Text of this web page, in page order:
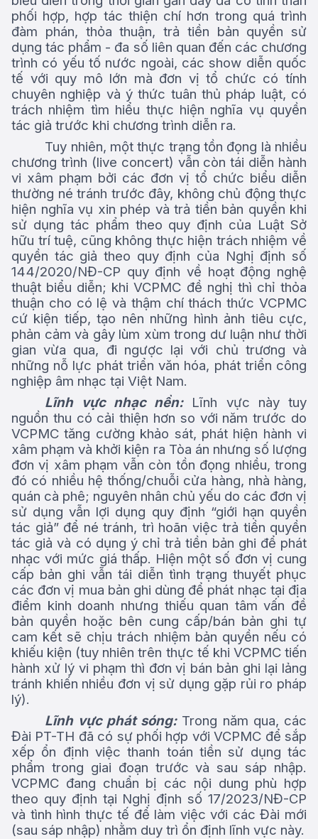
phối hợp, hợp tác thiện chí hơn trong quá trình
đàm phán, thỏa thuận, trả tiền bản quyền sử
dụng tác phẩm - đa số liên quan đến các chương
trình có yếu tố nước ngoài, các show diễn quốc
tế với quy mô lớn mà đơn vị tổ chức có tính
chuyên nghiệp và ý thức tuân thủ pháp luật, có
trách nhiệm tìm hiểu thực hiện nghĩa vụ quyền
tác giả trước khi chương trình diễn ra.
Tuy nhiên, một thực trạng tồn đọng là nhiều
chương trình (live concert) vẫn còn tái diễn hành
vi xâm phạm bởi các đơn vị tổ chức biểu diễn
thường né tránh trước đây, không chủ động thực
hiện nghĩa vụ xin phép và trả tiền bản quyền khi
sử dụng tác phẩm theo quy định của Luật Sở
hữu trí tuệ, cũng không thực hiện trách nhiệm về
quyền tác giả theo quy định của Nghị định số
144/2020/NĐ-CP quy định về hoạt động nghệ
thuật biểu diễn; khi VCPMC đề nghị thì chỉ thỏa
thuận cho có lệ và thậm chí thách thức VCPMC
cứ kiện tiếp, tạo nên những hình ảnh tiêu cực,
phản cảm và gây lùm xùm trong dư luận như thời
gian vừa qua, đi ngược lại với chủ trương và
những nỗ lực phát triển văn hóa, phát triển công
nghiệp âm nhạc tại Việt Nam.
Lĩnh vực nhạc nền:Lĩnh vực này tuy
nguồn thu có cải thiện hơn so với năm trước do
VCPMC tăng cường khảo sát, phát hiện hành vi
xâm phạm và khởi kiện ra Tòa án nhưng số lượng
đơn vị xâm phạm vẫn còn tồn đọng nhiều, trong
đó có nhiều hệ thống/chuỗi cửa hàng, nhà hàng,
quán cà phê; nguyên nhân chủ yếu do các đơn vị
sử dụng vẫn lợi dụng quy định “giới hạn quyền
tác giả” để né tránh, trì hoãn việc trả tiền quyền
tác giả và có dụng ý chỉ trả tiền bản ghi để phát
nhạc với mức giá thấp. Hiện một số đơn vị cung
cấp bản ghi vẫn tái diễn tình trạng thuyết phục
các đơn vị mua bản ghi dùng để phát nhạc tại địa
điểm kinh doanh nhưng thiếu quan tâm vấn đề
bản quyền hoặc bên cung cấp/bán bản ghi tự
cam kết sẽ chịu trách nhiệm bản quyền nếu có
khiếu kiện (tuy nhiên trên thực tế khi VCPMC tiến
hành xử lý vi phạm thì đơn vị bán bản ghi lại lảng
tránh khiến nhiều đơn vị sử dụng gặp rủi ro pháp
lý).
Lĩnh vực phát sóng: Trong năm qua, các
Đài PT-TH đã có sự phối hợp với VCPMC để sắp
xếp ổn định việc thanh toán tiền sử dụng tác
phẩm trong giai đoạn trước và sau sáp nhập.
VCPMC đang chuẩn bị các nội dung phù hợp
theo quy định tại Nghị định số 17/2023/NĐ-CP
và tình hình thực tế để làm việc với các Đài mới
(sau sáp nhập) nhằm duy trì ổn định lĩnh vực này.